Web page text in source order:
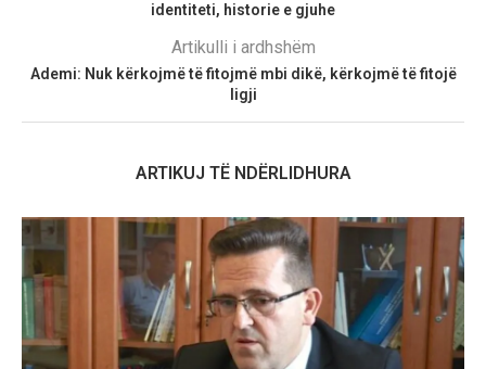
identiteti, historie e gjuhe
Artikulli i ardhshëm
Ademi: Nuk kërkojmë të fitojmë mbi dikë, kërkojmë të fitojë
ligji
ARTIKUJ TË NDËRLIDHURA